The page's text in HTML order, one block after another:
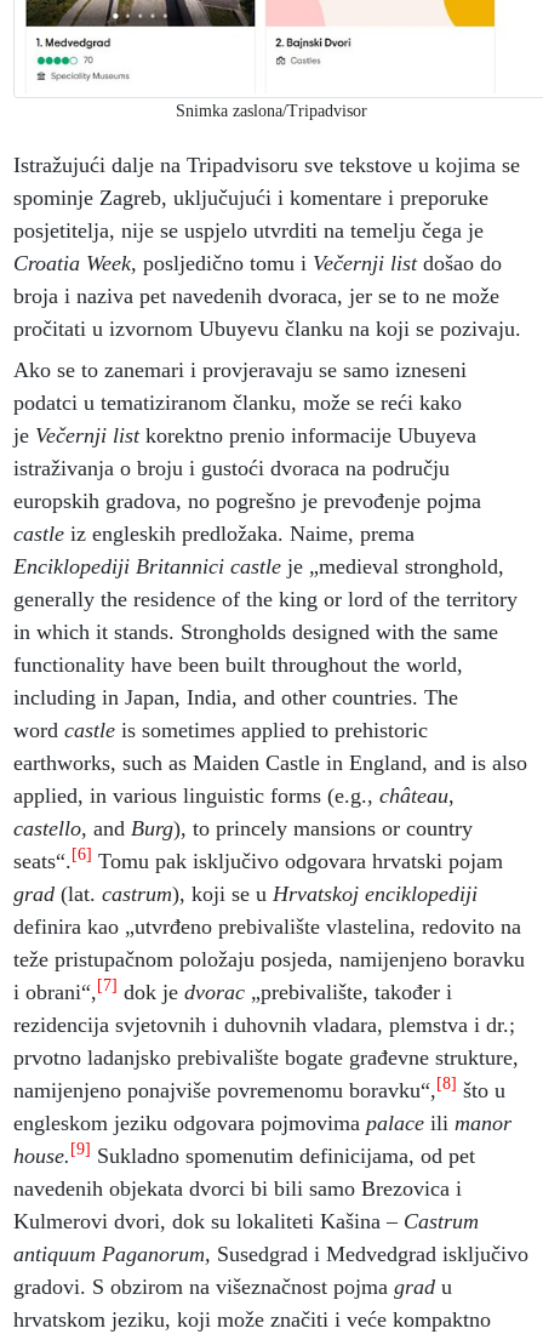
Snimka zaslona/Tripadvisor
Istražujući dalje na Tripadvisoru sve tekstove u kojima se
spominje Zagreb, uključujući i komentare i preporuke
posjetitelja, nije se uspjelo utvrditi na temelju čega je
Croatia Week, posljedično tomu i Večernji listdošao do
broja i naziva pet navedenih dvoraca, jer se to ne može
pročitati u izvornom Ubuyevu članku na koji se pozivaju.
Ako se to zanemari i provjeravaju se samo izneseni
podatci u tematiziranom članku, može se reći kako
je Večernji listkorektno prenio informacije Ubuyeva
istraživanja o broju i gustoći dvoraca na području
europskih gradova, no pogrešno je prevođenje pojma
castleiz engleskih predložaka. Naime, prema
Enciklopediji Britannici castleje „medieval stronghold,
generally the residence of the king or lord of the territory
in which it stands. Strongholds designed with the same
functionality have been built throughout the world,
including in Japan, India, and other countries. The
word castleis sometimes applied to prehistoric
earthworks, such as Maiden Castle in England, and is also
applied, in various linguistic forms (e.g., château,
castello, and Burg), to princely mansions or country
seats“. [6] Tomu pak isključivo odgovara hrvatski pojam
grad(lat. castrum), koji se u Hrvatskoj enciklopediji
definira kao „utvrđeno prebivalište vlastelina, redovito na
teže pristupačnom položaju posjeda, namijenjeno boravku
i obrani“, [7] dok je dvorac„prebivalište, također i
rezidencija svjetovnih i duhovnih vladara, plemstva i dr.;
prvotno ladanjsko prebivalište bogate građevne strukture,
namijenjeno ponajviše povremenomu boravku“, [8] što u
engleskom jeziku odgovara pojmovima palaceili manor
house. [9] Sukladno spomenutim definicijama, od pet
navedenih objekata dvorci bi bili samo Brezovica i
Kulmerovi dvori, dok su lokaliteti Kašina – Castrum
antiquum Paganorum, Susedgrad i Medvedgrad isključivo
gradovi. S obzirom na višeznačnost pojma gradu
hrvatskom jeziku, koji može značiti i veće kompaktno